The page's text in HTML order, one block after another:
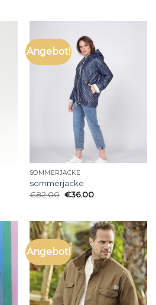
Angebot!
SOMMERJACKE
sommerjacke
€82.00 €36.00
Angebot!